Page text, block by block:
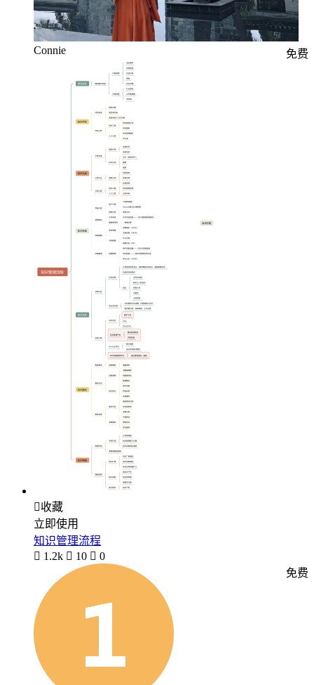
Connie 免费
收藏
立即使用
知识管理流程
 1.2k  10  0
免费